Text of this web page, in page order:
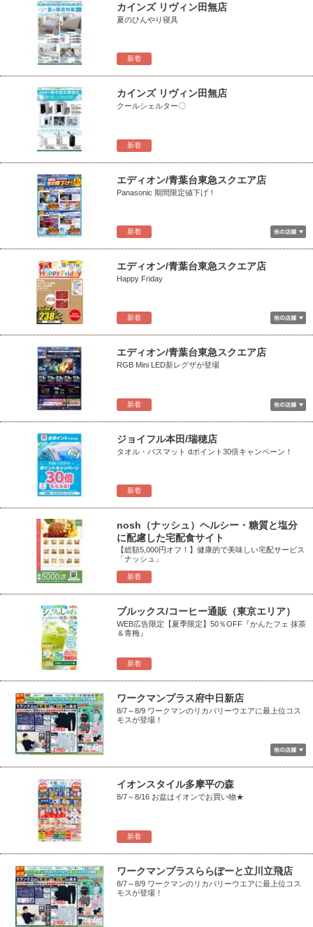
新着
カインズ リヴィン田無店
夏のひんやり寝具
新着
カインズ リヴィン田無店
クールシェルター〇
新着
エディオン/青葉台東急スクエア店
Panasonic 期間限定値下げ！
新着
エディオン/青葉台東急スクエア店
Happy Friday
新着
エディオン/青葉台東急スクエア店
RGB Mini LED新レグザが登場
新着
ジョイフル本田/瑞穂店
タオル・バスマット dポイント30倍キャンペーン！
新着
nosh（ナッシュ）ヘルシー・糖質と塩分
に配慮した宅配食サイト
【総額5,000円オフ！】健康的で美味しい宅配サービス
「ナッシュ」
新着
ブルックス/コーヒー通販（東京エリア）
WEB広告限定【夏季限定】50％OFF『かんたフェ 抹茶
＆青梅』
ワークマンプラス府中日新店
8/7～8/9 ワークマンのリカバリーウエアに最上位コス
モスが登場！
新着
イオンスタイル多摩平の森
8/7～8/16 お盆はイオンでお買い物★
ワークマンプラスららぽーと立川立飛店
8/7～8/9 ワークマンのリカバリーウエアに最上位コス
モスが登場！